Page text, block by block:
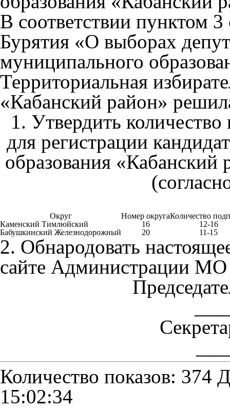
В соответствии пунктом
Бурятия «О выборах
муниципального
Территориальная
«Кабанский район»
1. Утвердить
для регистрации
образования «Кабанский
Округ Номер округаКоличество
Каменский Тимлюйский
16
12-16
Бабушкинский Железнодорожный
20 11-15
2. Обнародовать
сайте Администрации МО
Количество показов: 374
15:02:34